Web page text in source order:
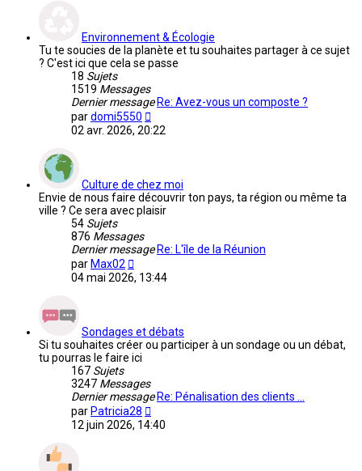
Environnement & Écologie
Tu te soucies de la planète et tu souhaites partager à ce sujet
? C'est ici que cela se passe
18 Sujets
1519 Messages
Dernier message Re: Avez-vous un composte ?
pardomi5550
le
02 avr. 2026, 20:22
Culture de chez moi
Envie de nous faire découvrir ton pays, ta région ou même ta
ville ? Ce sera avec plaisir
54 Sujets
876 Messages
Dernier message Re: L'île de la Réunion
par Max02
le
dernier
04 mai 2026, 13:44
Sondages et débats
Si tu souhaites créer ou participer à un sondage ou un débat,
tu pourras le faire ici
167 Sujets
3247 Messages
Dernier message Re: Pénalisation des clients …
par Patricia28
le
12 juin 2026, 14:40